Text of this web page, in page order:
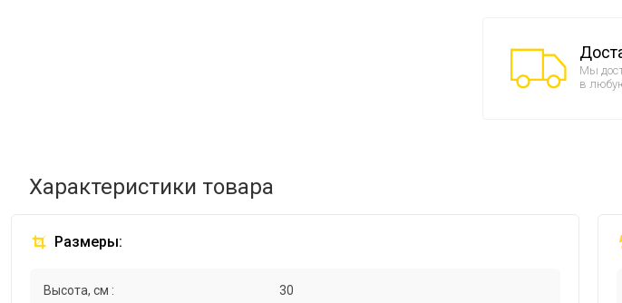
Мы
в
Характеристики товара
Размеры:
Высота, см : 30